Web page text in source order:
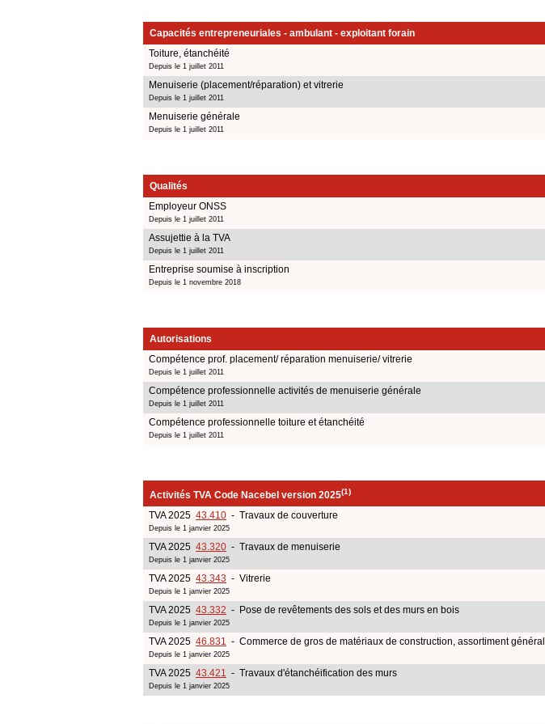
Capacités entrepreneuriales - ambulant - exploitant forain
Toiture, étanchéité
Depuis le 1 juillet 2011
Menuiserie (placement/réparation) et vitrerie
Depuis le 1 juillet 2011
Menuiserie générale
Depuis le 1 juillet 2011
Qualités
Employeur ONSS
Depuis le 1 juillet 2011
Assujettie à la TVA
Depuis le 1 juillet 2011
Entreprise soumise à inscription
Depuis le 1 novembre 2018
Autorisations
Compétence prof. placement/ réparation menuiserie/ vitrerie
Depuis le 1 juillet 2011
Compétence professionnelle activités de menuiserie générale
Depuis le 1 juillet 2011
Compétence professionnelle toiture et étanchéité
Depuis le 1 juillet 2011
Activités TVA Code Nacebel version 2025(1)
TVA 2025 43.410 - Travaux de couverture
Depuis le 1 janvier 2025
TVA 2025 43.320 - Travaux de menuiserie
Depuis le 1 janvier 2025
TVA 2025 43.343 - Vitrerie
Depuis le 1 janvier 2025
TVA 2025 43.332 - Pose de revêtements des sols et des murs en bois
Depuis le 1 janvier 2025
TVA 2025 46.831 - Commerce de gros de matériaux de construction, assortiment général
Depuis le 1 janvier 2025
TVA 2025 43.421 - Travaux d'étanchéification des murs
Depuis le 1 janvier 2025